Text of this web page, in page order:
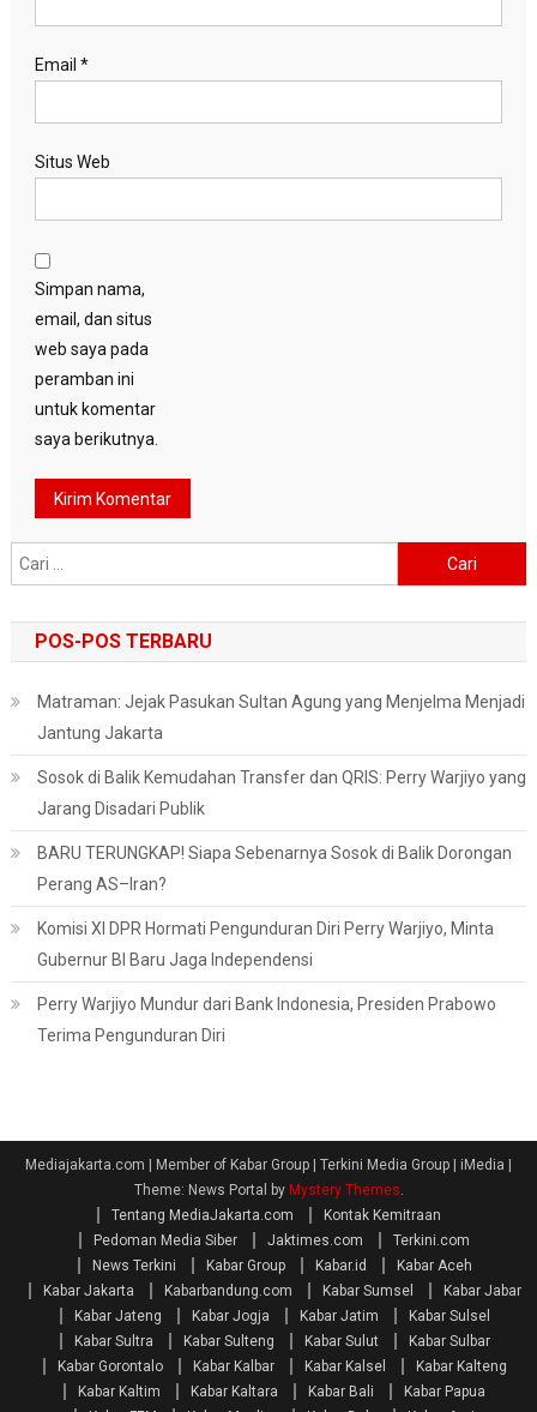
Email *
Situs Web
Simpan nama,
email, dan situs
web saya pada
peramban ini
untuk komentar
saya berikutnya.
untuk:
POS-POS TERBARU
Matraman: Jejak Pasukan Sultan Agung yang Menjelma Menjadi
Jantung Jakarta
Sosok di Balik Kemudahan Transfer dan QRIS: Perry Warjiyo yang
Jarang Disadari Publik
BARU TERUNGKAP! Siapa Sebenarnya Sosok di Balik Dorongan
Perang AS–Iran?
Komisi XI DPR Hormati Pengunduran Diri Perry Warjiyo, Minta
Gubernur BI Baru Jaga Independensi
Perry Warjiyo Mundur dari Bank Indonesia, Presiden Prabowo
Terima Pengunduran Diri
Mediajakarta.com | Member of Kabar Group | Terkini Media Group | iMedia
Theme: News Portal by Mystery Themes.
Tentang MediaJakarta.com
Kontak Kemitraan
Pedoman Media Siber
Jaktimes.com
Terkini.com
News Terkini
Kabar Group Kabar.id
Kabar Aceh
Kabar Jakarta
Kabarbandung.com Kabar Sumsel
Kabar Jabar
Kabar Jateng
Kabar Jogja Kabar Jatim
Kabar Sulsel
Kabar Sultra
Kabar Sulteng Kabar Sulut
Kabar Sulbar
Kabar Gorontalo
Kabar Kalbar Kabar Kalsel
Kabar Kalteng
Kabar Kaltim
Kabar Kaltara Kabar Bali
Kabar Papua